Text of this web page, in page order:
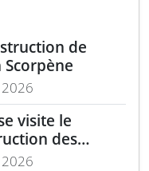
de
visite le
des